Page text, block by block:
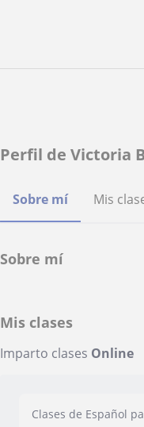
Perfil de Victoria
Sobre mí Mis
Sobre mí
Mis clases
Imparto clases Online
Clases de Español